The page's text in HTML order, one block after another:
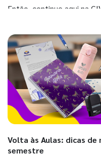
Então, continue aqui na
Volta às Aulas: dicas
semestre